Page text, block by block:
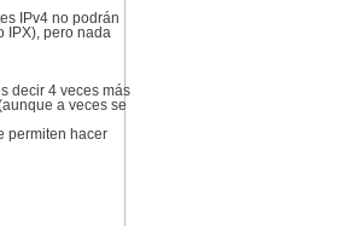
IPv4 no podrán
IPX), pero nada
decir 4 veces más
a veces se
permiten hacer